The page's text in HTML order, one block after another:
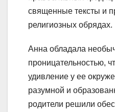
священные тексты и
религиозных обрядах.
Анна обладала
проницательностью,
удивление у ее
разумной и
родители решили